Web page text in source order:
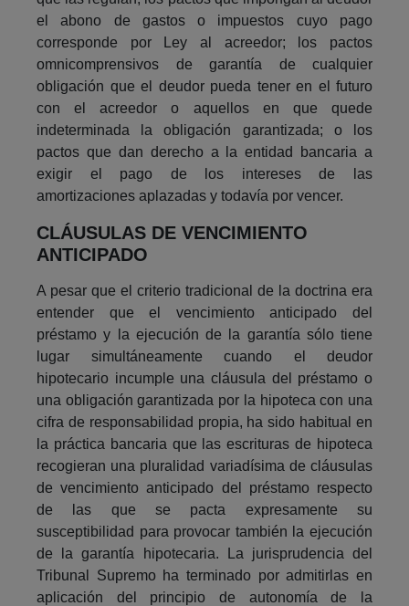
el abono de gastos o impuestos cuyo pago
corresponde por Ley al acreedor; los pactos
omnicomprensivos de garantía de cualquier
obligación que el deudor pueda tener en el futuro
con el acreedor o aquellos en que quede
indeterminada la obligación garantizada; o los
pactos que dan derecho a la entidad bancaria a
exigir el pago de los intereses de las
amortizaciones aplazadas y todavía por vencer.
CLÁUSULAS DE VENCIMIENTO
ANTICIPADO
A pesar que el criterio tradicional de la doctrina era
entender que el vencimiento anticipado del
préstamo y la ejecución de la garantía sólo tiene
lugar simultáneamente cuando el deudor
hipotecario incumple una cláusula del préstamo o
una obligación garantizada por la hipoteca con una
cifra de responsabilidad propia, ha sido habitual en
la práctica bancaria que las escrituras de hipoteca
recogieran una pluralidad variadísima de cláusulas
de vencimiento anticipado del préstamo respecto
de las que se pacta expresamente su
susceptibilidad para provocar también la ejecución
de la garantía hipotecaria. La jurisprudencia del
Tribunal Supremo ha terminado por admitirlas en
aplicación del principio de autonomía de la